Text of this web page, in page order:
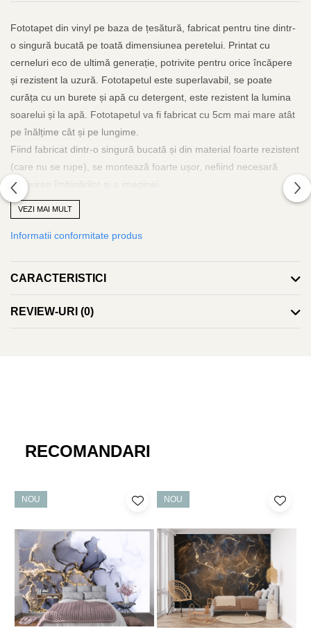
Fototapet din vinyl pe baza de țesătură, fabricat pentru tine dintr-
o singură bucată pe toată dimensiunea peretelui. Printat cu
cerneluri eco de ultimă generație, potrivite pentru orice încăpere
și rezistent la uzură. Fototapetul este superlavabil, se poate
curăța cu un burete și apă cu detergent, este rezistent la lumina
soarelui și la apă. Fototapetul va fi fabricat cu 5cm mai mare atât
pe înălțime cât și pe lungime.
Fiind fabricat dintr-o singură bucată și din material foarte rezistent
(care nu se rupe), se montează foarte ușor, nefiind necesară
potrivirea îmbinărilor și a imaginei.
Adezivul se va aplica doar pe perete, iar tapetul se va aplica pe
orizontală de la stânga la dreapta sau invers și se va scoate aerul
și surplusul de adeziv cu ajutorul unei lavete curate, rola de silicon
adeziv pastă la găleată, pentru tapet greu. Grosimea tapetului
VEZI MAI MULT
Informatii conformitate produs
CARACTERISTICI
REVIEW-URI (0)
RECOMANDARI
NOU NOU